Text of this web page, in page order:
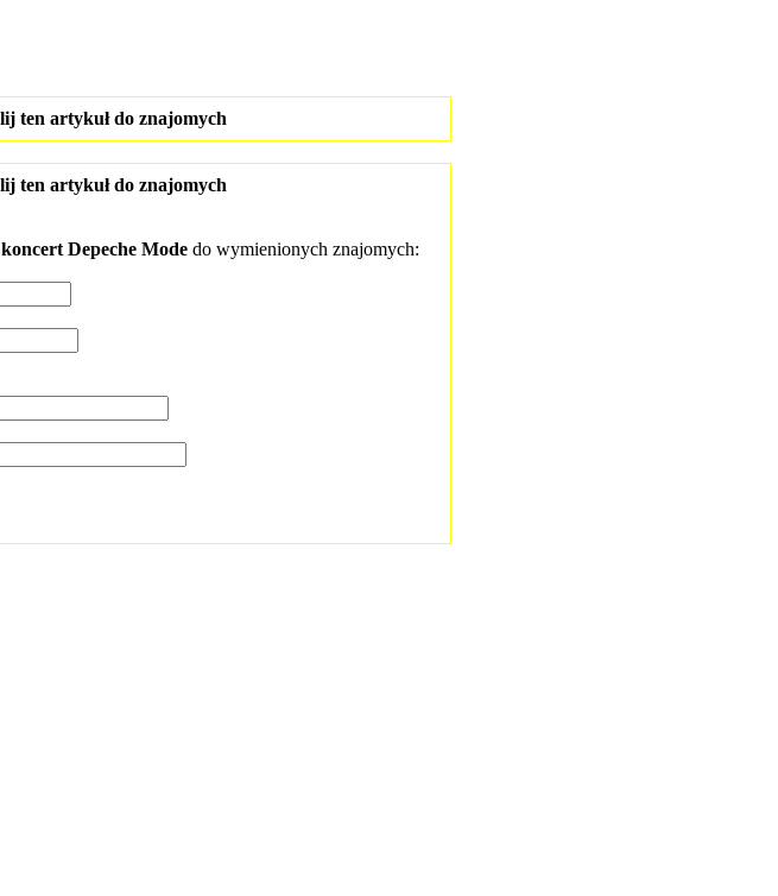
ten artykuł do znajomych
ten artykuł do znajomych
Depeche Mode do wymienionych znajomych: